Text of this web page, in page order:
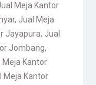
Meja Kantor
, Jual Meja
Jayapura, Jual
Jombang,
Meja Kantor
Meja Kantor